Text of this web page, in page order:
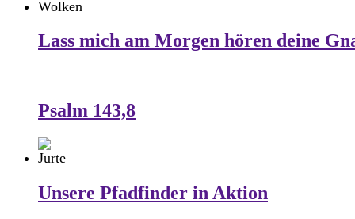
Lass mich am Morgen hören deine
Psalm 143,8
Unsere Pfadfinder in Aktion